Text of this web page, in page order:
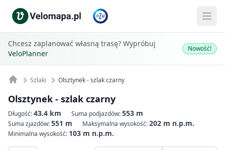
Chcesz zaplanować własną trasę? Wypróbuj
VeloPlanner
Nowość!
Szlaki Olsztynek - szlak czarny
Olsztynek - szlak czarny
Długość:43.4 km Suma podjazdów:553 m
Suma zjazdów:551 m Maksymalna wysokość:202 m n.p.m.
Minimalna wysokość: 103 m n.p.m.